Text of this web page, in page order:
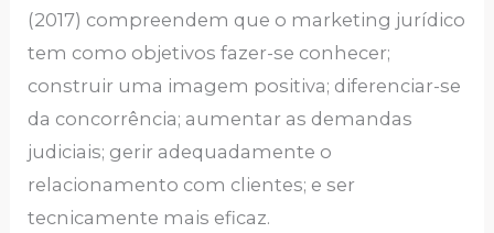
(2017) compreendem que o marketing jurídico
tem como objetivos fazer-se conhecer;
construir uma imagem positiva; diferenciar-se
da concorrência; aumentar as demandas
judiciais; gerir adequadamente o
relacionamento com clientes; e ser
tecnicamente mais eficaz.